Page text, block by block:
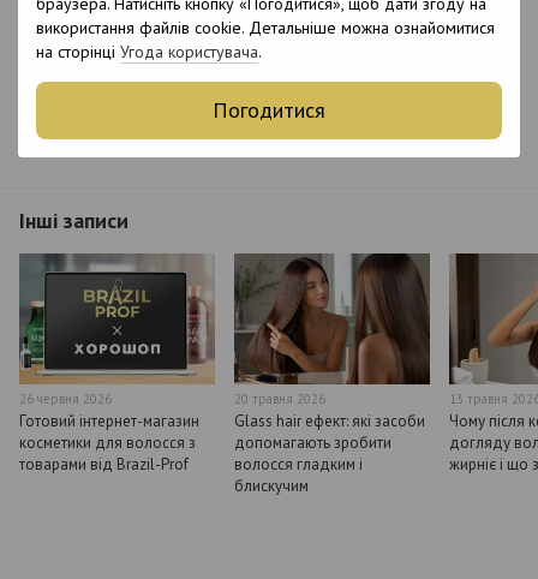
використання файлів cookie. Детальніше можна ознайомитися
на сторінці Угода користувача.
Погодитися
Додайте перший відгук
Новий коментар
Інші записи
26 червня 2026
Готовий інтернет-магазин
косметики для волосся з
товарами від Brazil-Prof
20 травня 2026
Glass hair ефект: які засоби
допомагають зробити
волосся гладким і
блискучим
13 травня
Чому після
догляду
жирніє і що